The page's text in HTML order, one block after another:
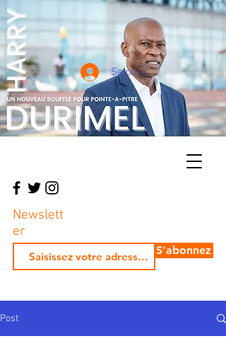
Se connecter
Newslett
er
S'abonnez
Post